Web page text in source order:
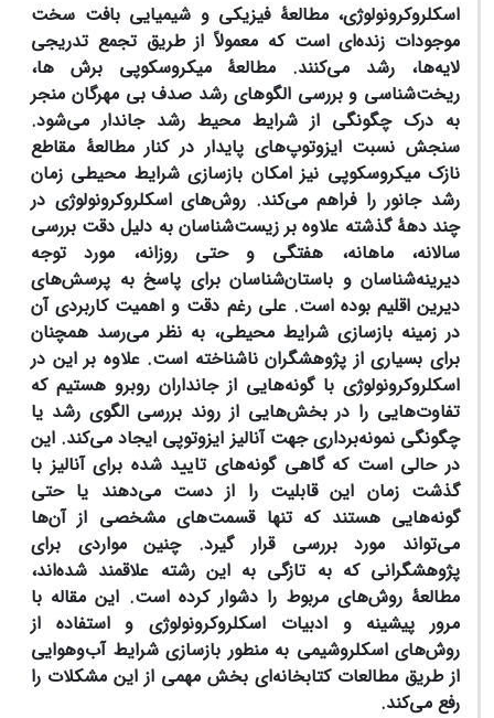
اسکلروکرونولوژی، مطالعۀ فیزیکی و شیمیایی بافت سخت
موجودات زنده‌ای است که معمولاً از طریق تجمع تدریجی
لایه‌ها، رشد می‌کنند. مطالعۀ میکروسکوپی برش ها،
ریخت‌شناسی و بررسی الگوهای رشد صدف بی مهرگان منجر
به درک چگونگی از شرایط محیط رشد جاندار می‌شود.
سنجش نسبت ایزوتوپ‌های پایدار در کنار مطالعۀ مقاطع
نازک میکروسکوپی نیز امکان بازسازی شرایط محیطی زمان
رشد جانور را فراهم می‌کند. روش‌های اسکلروکرونولوژی در
چند دهۀ گذشته علاوه بر زیست‌شناسان به دلیل دقت بررسی
سالانه، ماهانه، هفتگی و حتی روزانه، مورد توجه
دیرینه‌شناسان و باستان‌شناسان برای پاسخ به پرسش‌های
دیرین اقلیم بوده است. علی رغم دقت و اهمیت کاربردی آن
در زمینه بازسازی شرایط محیطی، به نظر می‌رسد همچنان
برای بسیاری از پژوهشگران ناشناخته است. علاوه بر این در
اسکلروکرونولوژی با گونه‌هایی از جانداران روبرو هستیم که
تفاوت‌هایی را در بخش‌هایی از روند بررسی الگوی رشد یا
چگونگی نمونه‌برداری جهت آنالیز ایزوتوپی ایجاد می‌کند. این
در حالی است که گاهی گونه‌های تایید شده برای آنالیز با
گذشت زمان این قابلیت را از دست می‌دهند یا حتی
گونه‌هایی هستند که تنها قسمت‌های مشخصی از آن‌ها
می‌تواند مورد بررسی قرار گیرد. چنین مواردی برای
پژوهشگرانی که به تازگی به این رشته علاقمند شده‌اند،
مطالعۀ روش‌های مربوط را دشوار کرده است. این مقاله با
مرور پیشینه و ادبیات اسکلروکرونولوژی و استفاده از
روش‌های اسکلروشیمی به منطور بازسازی شرایط آب‌وهوایی
از طریق مطالعات کتابخانه‌ای بخش مهمی از این مشکلات را
رفع می‌کند.